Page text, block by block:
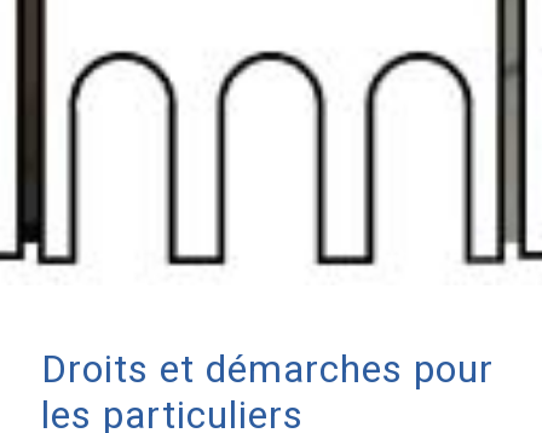
Droits et démarches pour
les particuliers